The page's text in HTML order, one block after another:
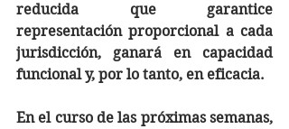
reducida que garantice
representación proporcional a cada
jurisdicción, ganará en capacidad
funcional y, por lo tanto, en eficacia.
En el curso de las próximas semanas,